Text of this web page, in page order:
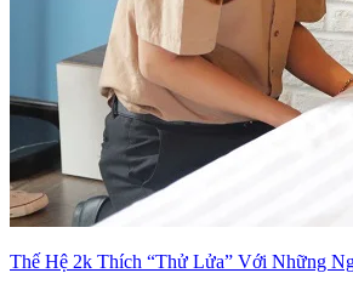
Thế Hệ 2k Thích “Thử Lửa” Với Những